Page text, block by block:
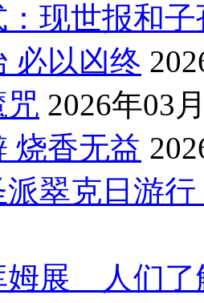
现世报和子
必以凶终
咒 2026年03
烧香无益
派翠克日游
姆展 人们了